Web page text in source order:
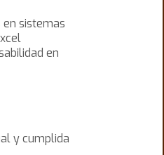
en sistemas
en
y cumplida